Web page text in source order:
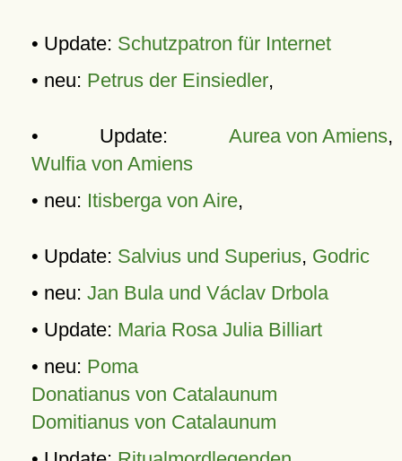
• Update: Schutzpatron für Internet
• neu: Petrus der Einsiedler,
• Update: Aurea von Amiens,
Wulfia von Amiens
• neu: Itisberga von Aire,
• Update: Salvius und Superius, Godric
• neu: Jan Bula und Václav Drbola
• Update: Maria Rosa Julia Billiart
• neu: Poma
Donatianus von Catalaunum
Domitianus von Catalaunum